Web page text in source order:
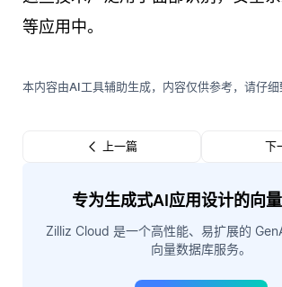
等应用中。
本内容由AI工具辅助生成，内容仅供参考，请仔细
上一篇 下
专为生成式AI应用设计的向
Zilliz Cloud 是一个高性能、易扩展的
向量数据库服务。